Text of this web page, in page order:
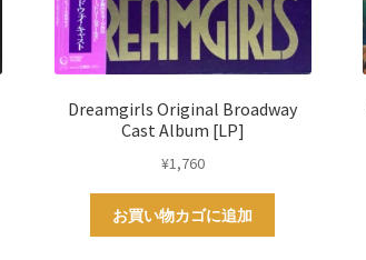
Dreamgirls Original Broadway
Cast Album [LP]
¥1,760
お買い物カゴに追加